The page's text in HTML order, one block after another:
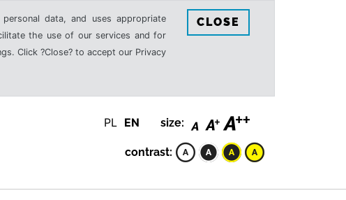
data, and uses appropriate
the use of our services and for
Click ?Close? to accept our Privacy
CLOSE
PL EN size:
contrast: